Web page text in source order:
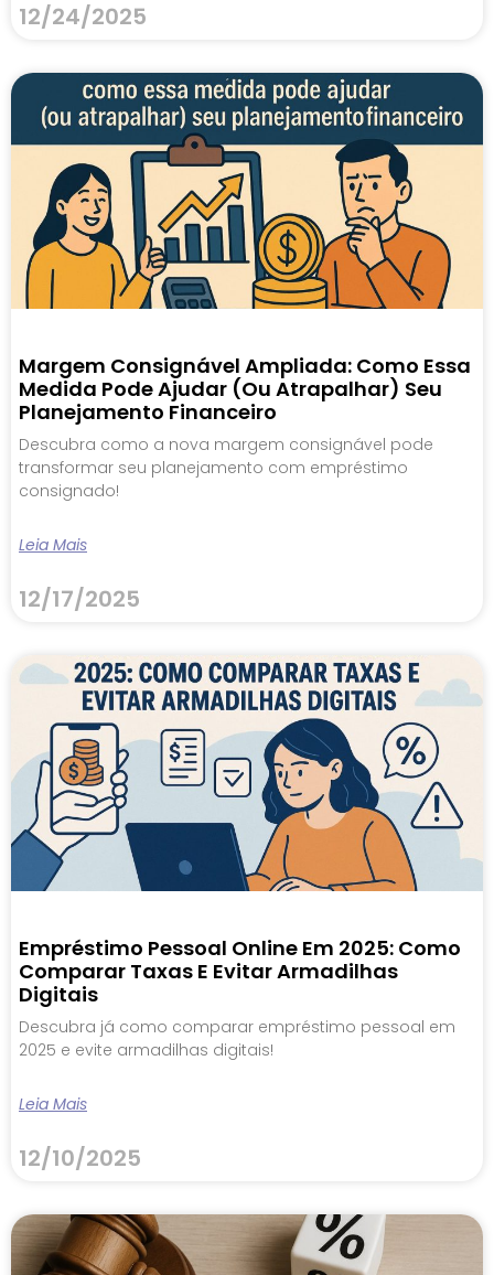
12/24/2025
Margem Consignável Ampliada: Como Essa
Medida Pode Ajudar (ou Atrapalhar) Seu
Planejamento Financeiro
Descubra como a nova margem consignável pode
transformar seu planejamento com empréstimo
consignado!
Leia Mais
12/17/2025
Empréstimo Pessoal Online Em 2025: Como
Comparar Taxas E Evitar Armadilhas
Digitais
Descubra já como comparar empréstimo pessoal em
2025 e evite armadilhas digitais!
Leia Mais
12/10/2025